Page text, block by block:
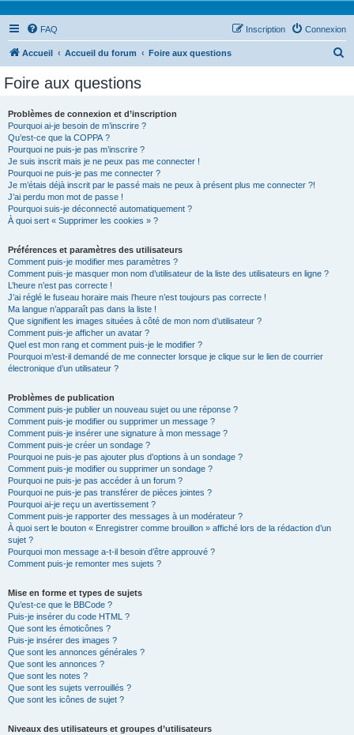
FAQ Connexion
Inscription
Accueil Accueil du forum Foire aux questions
Foire aux questions
Problèmes de connexion et d’inscription
Pourquoi ai-je besoin de m’inscrire ?
Qu’est-ce que la COPPA ?
Pourquoi ne puis-je pas m’inscrire ?
Je suis inscrit mais je ne peux pas me connecter !
Pourquoi ne puis-je pas me connecter ?
Je m’étais déjà inscrit par le passé mais ne peux à présent plus me connecter ?!
J’ai perdu mon mot de passe !
Pourquoi suis-je déconnecté automatiquement ?
À quoi sert « Supprimer les cookies » ?
Préférences et paramètres des utilisateurs
Comment puis-je modifier mes paramètres ?
Comment puis-je masquer mon nom d’utilisateur de la liste des utilisateurs en ligne ?
L’heure n’est pas correcte !
J’ai réglé le fuseau horaire mais l’heure n’est toujours pas correcte !
Ma langue n’apparaît pas dans la liste !
Que signifient les images situées à côté de mon nom d’utilisateur ?
Comment puis-je afficher un avatar ?
Quel est mon rang et comment puis-je le modifier ?
Pourquoi m’est-il demandé de me connecter lorsque je clique sur le lien de courrier
électronique d’un utilisateur ?
Problèmes de publication
Comment puis-je publier un nouveau sujet ou une réponse ?
Comment puis-je modifier ou supprimer un message ?
Comment puis-je insérer une signature à mon message ?
Comment puis-je créer un sondage ?
Pourquoi ne puis-je pas ajouter plus d’options à un sondage ?
Comment puis-je modifier ou supprimer un sondage ?
Pourquoi ne puis-je pas accéder à un forum ?
Pourquoi ne puis-je pas transférer de pièces jointes ?
Pourquoi ai-je reçu un avertissement ?
Comment puis-je rapporter des messages à un modérateur ?
À quoi sert le bouton « Enregistrer comme brouillon » affiché lors de la rédaction d’un
sujet ?
Pourquoi mon message a-t-il besoin d’être approuvé ?
Comment puis-je remonter mes sujets ?
Mise en forme et types de sujets
Qu’est-ce que le BBCode ?
Puis-je insérer du code HTML ?
Que sont les émoticônes ?
Puis-je insérer des images ?
Que sont les annonces générales ?
Que sont les annonces ?
Que sont les notes ?
Que sont les sujets verrouillés ?
Que sont les icônes de sujet ?
Niveaux des utilisateurs et groupes d’utilisateurs